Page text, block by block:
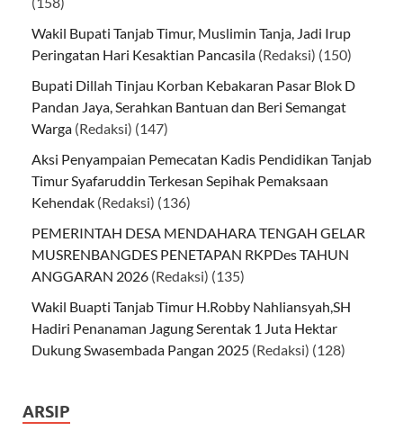
Wakil Bupati Tanjab Timur, Muslimin Tanja, Jadi Irup
Peringatan Hari Kesaktian Pancasila (Redaksi) (150)
Bupati Dillah Tinjau Korban Kebakaran Pasar Blok D
Pandan Jaya, Serahkan Bantuan dan Beri Semangat
Warga (Redaksi) (147)
Aksi Penyampaian Pemecatan Kadis Pendidikan Tanjab
Timur Syafaruddin Terkesan Sepihak Pemaksaan
Kehendak (Redaksi) (136)
PEMERINTAH DESA MENDAHARA TENGAH GELAR
MUSRENBANGDES PENETAPAN RKPDes TAHUN
ANGGARAN 2026 (Redaksi) (135)
Wakil Buapti Tanjab Timur H.Robby Nahliansyah,SH
Hadiri Penanaman Jagung Serentak 1 Juta Hektar
Dukung Swasembada Pangan 2025 (Redaksi) (128)
ARSIP